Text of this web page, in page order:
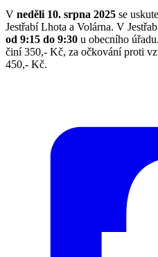
V neděli 10. srpna 2025 se
Jestřabí Lhota a Volárna. V
od 9:15 do 9:30 u obecního
činí 350,- Kč, za očkování proti
450,- Kč.